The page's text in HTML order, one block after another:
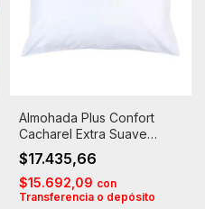
Almohada Plus Confort
Cacharel Extra Suave
Tradicional 70x40
$17.435,66
$15.692,09 con
Transferencia o depósito